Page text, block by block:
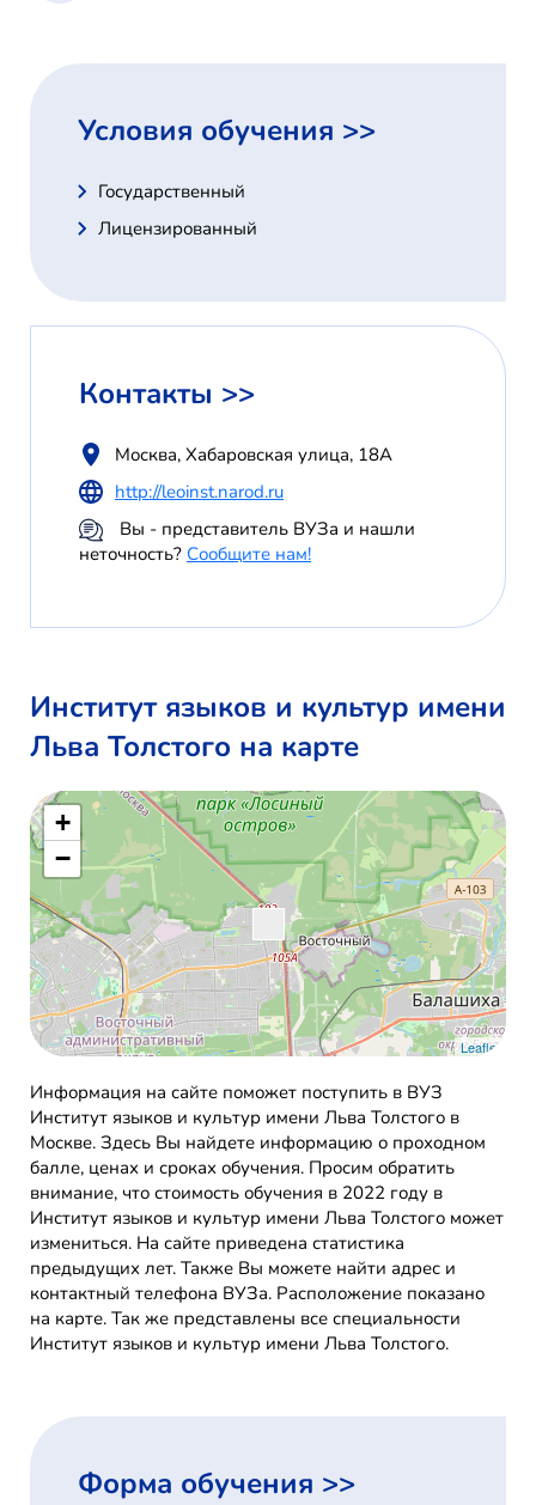
Условия обучения >>
Государственный
Лицензированный
Контакты >>
Москва, Хабаровская улица, 18А
http://leoinst.narod.ru
Вы - представитель ВУЗа и нашли
неточность? Сообщите нам!
Институт языков и культур имени
Льва Толстого на карте
+
−
Leaflet
Информация на сайте поможет поступить в ВУЗ
Институт языков и культур имени Льва Толстого в
Москве. Здесь Вы найдете информацию о проходном
балле, ценах и сроках обучения. Просим обратить
внимание, что стоимость обучения в 2022 году в
Институт языков и культур имени Льва Толстого может
измениться. На сайте приведена статистика
предыдущих лет. Также Вы можете найти адрес и
контактный телефона ВУЗа. Расположение показано
на карте. Так же представлены все специальности
Институт языков и культур имени Льва Толстого.
Форма обучения >>